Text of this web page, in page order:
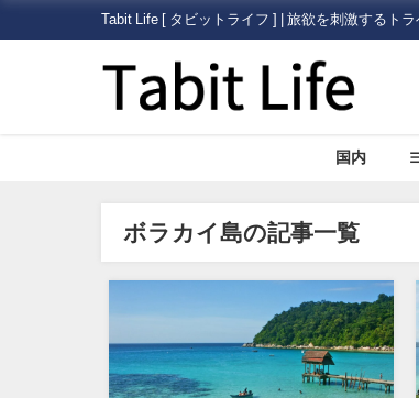
Tabit Life [ タビットライフ ] | 旅欲を刺激するト
国内
ボラカイ島の記事一覧